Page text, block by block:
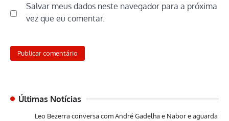
Salvar meus dados neste navegador para a próxima
vez que eu comentar.
Últimas Notícias
Leo Bezerra conversa com André Gadelha e Nabor e aguarda